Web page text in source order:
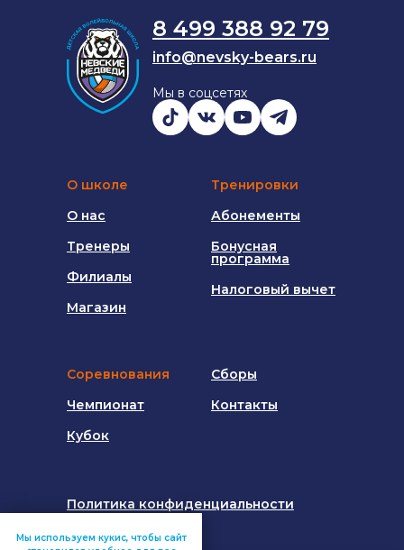
Мы в соцсетях
Кубок
Чемпионат
Соревнования
Контакты
Магазин
Сборы
Политика конфиденциальности
Договор-оферта
8 499 388 92 79
info@nevsky-bears.ru
Налоговый вычет
Бонусная
программа
Абонементы
Тренировки
Филиалы
Тренеры
О нас
О школе
Мы используем кукис, чтобы сайт